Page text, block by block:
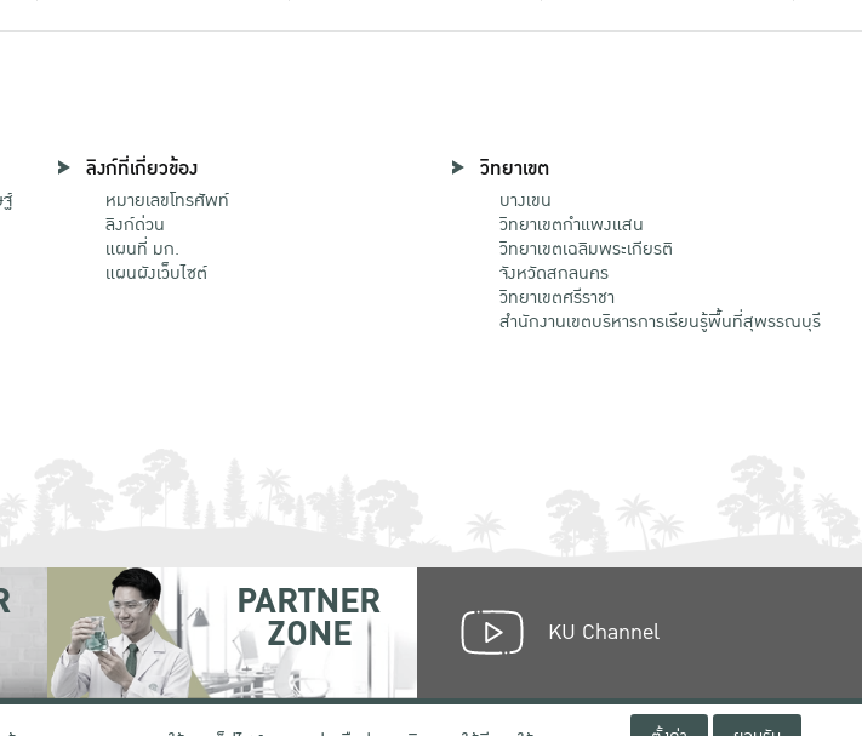
ลิงก์ที่เกี่ยวข้อง
หมายเลขโทรศัพท์
ลิงก์ด่วน
แผนที่ มก.
แผนผังเว็บไซต์
วิทยาเขต
บางเขน
วิทยาเขตกําแพงแสน
วิทยาเขตเฉลิมพระเกียรติ
จังหวัดสกลนคร
วิทยาเขตศรีราชา
สำนักงานเขตบริหารการเรียนรู้พื้นที่สุพรรณบุรี
PARTNER
ZONE KU Channel